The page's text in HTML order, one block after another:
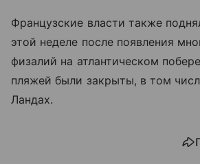
Французские власти также
этой неделе после появления
физалий на атлантическом
пляжей были закрыты, в том
Ландах.